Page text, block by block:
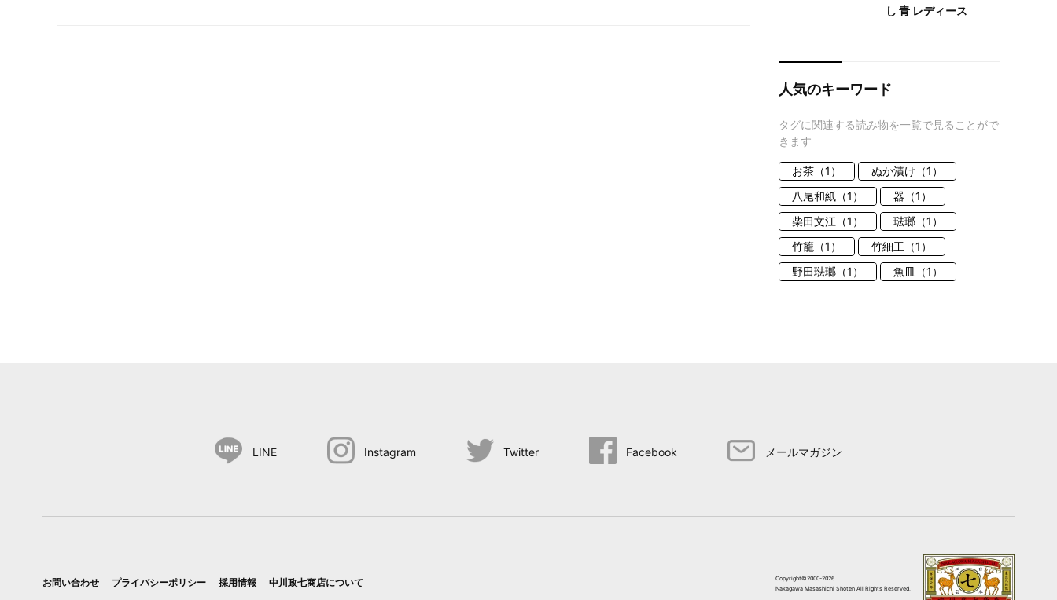
し 青 レディース
人気のキーワード
タグに関連する読み物を一覧で見ることがで
きます
お茶（1）
ぬか漬け（1）
八尾和紙（1）
器（1）
柴田文江（1）
琺瑯（1）
竹籠（1）
竹細工（1）
野田琺瑯（1）
魚皿（1）
LINE Instagram Twitter Facebook メールマガジン
お問い合わせ プライバシーポリシー 採用情報 中川政七商店について
Copyright©2000-2026
Nakagawa Masashichi Shoten All Rights Reserved.